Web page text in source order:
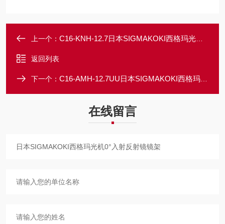
上一个： C16-KNH-12.7日本SIGMAKOKI西格玛光机笼式用0°入射镜架
返回列表
下一个： C16-AMH-12.7UU日本SIGMAKOKI西格玛光机45°入射镜架
在线留言